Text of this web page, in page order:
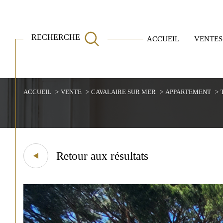
ACCUEIL VENTES
Villas Appartements
RECHERCHE
de l'immo pro
ACCUEIL VENTE CAVALAIRE SUR MER APPARTEMENT
Retour aux résultats